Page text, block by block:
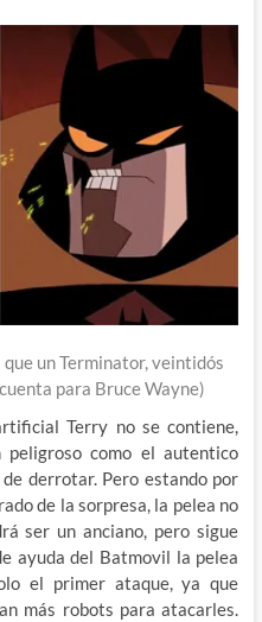
un Terminator, veintidós
para Bruce Wayne)
Terry no se contiene,
como el autentico
derrotar. Pero estando por
de la sorpresa, la pelea no
ser un anciano, pero sigue
ayuda del Batmovil la pelea
el primer ataque, ya que
más robots para atacarles.